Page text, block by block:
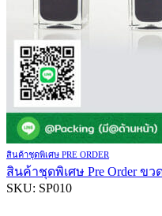
สินค้าชุดพิเศษ PRE ORDER
สินค้าชุดพิเศษ Pre Order ข
SKU: SP010